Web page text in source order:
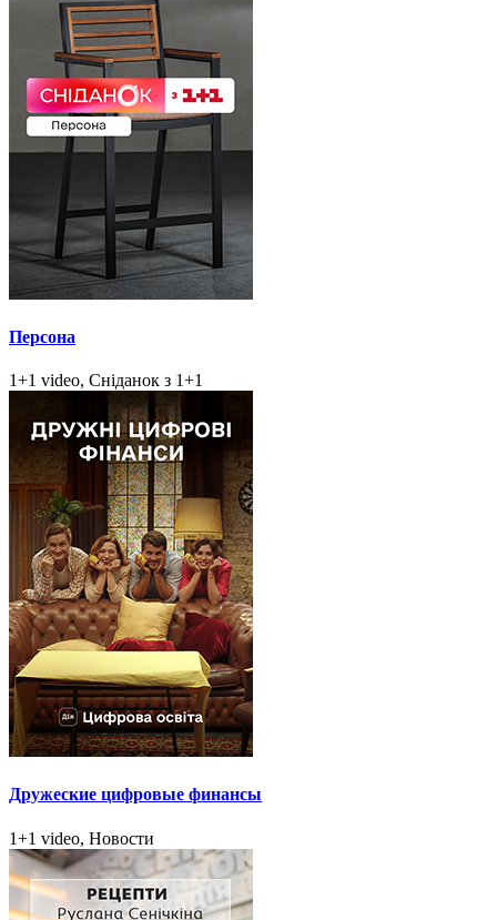
Персона
1+1 video, Сніданок з 1+1
Дружеские цифровые финансы
1+1 video, Новости